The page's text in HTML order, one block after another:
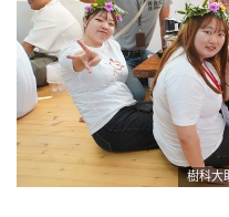
樹科大